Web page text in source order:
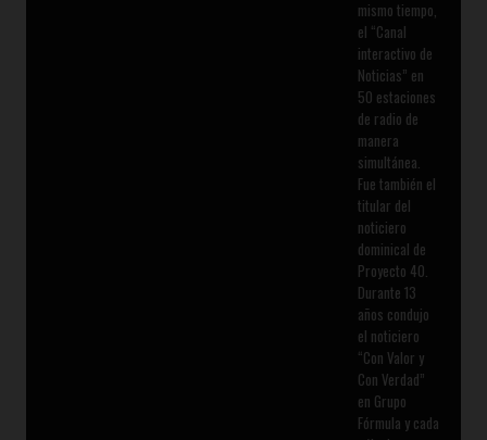
mismo tiempo,
el “Canal
interactivo de
Noticias” en
50 estaciones
de radio de
manera
simultánea.
Fue también el
titular del
noticiero
dominical de
Proyecto 40.
Durante 13
años condujo
el noticiero
“Con Valor y
Con Verdad”
en Grupo
Fórmula y cada